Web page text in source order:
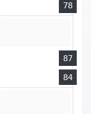
78
87
84